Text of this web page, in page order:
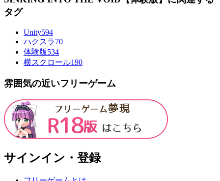
タグ
Unity594
ハクスラ70
体験版534
横スクロール190
雰囲気の近いフリーゲーム
サインイン・登録